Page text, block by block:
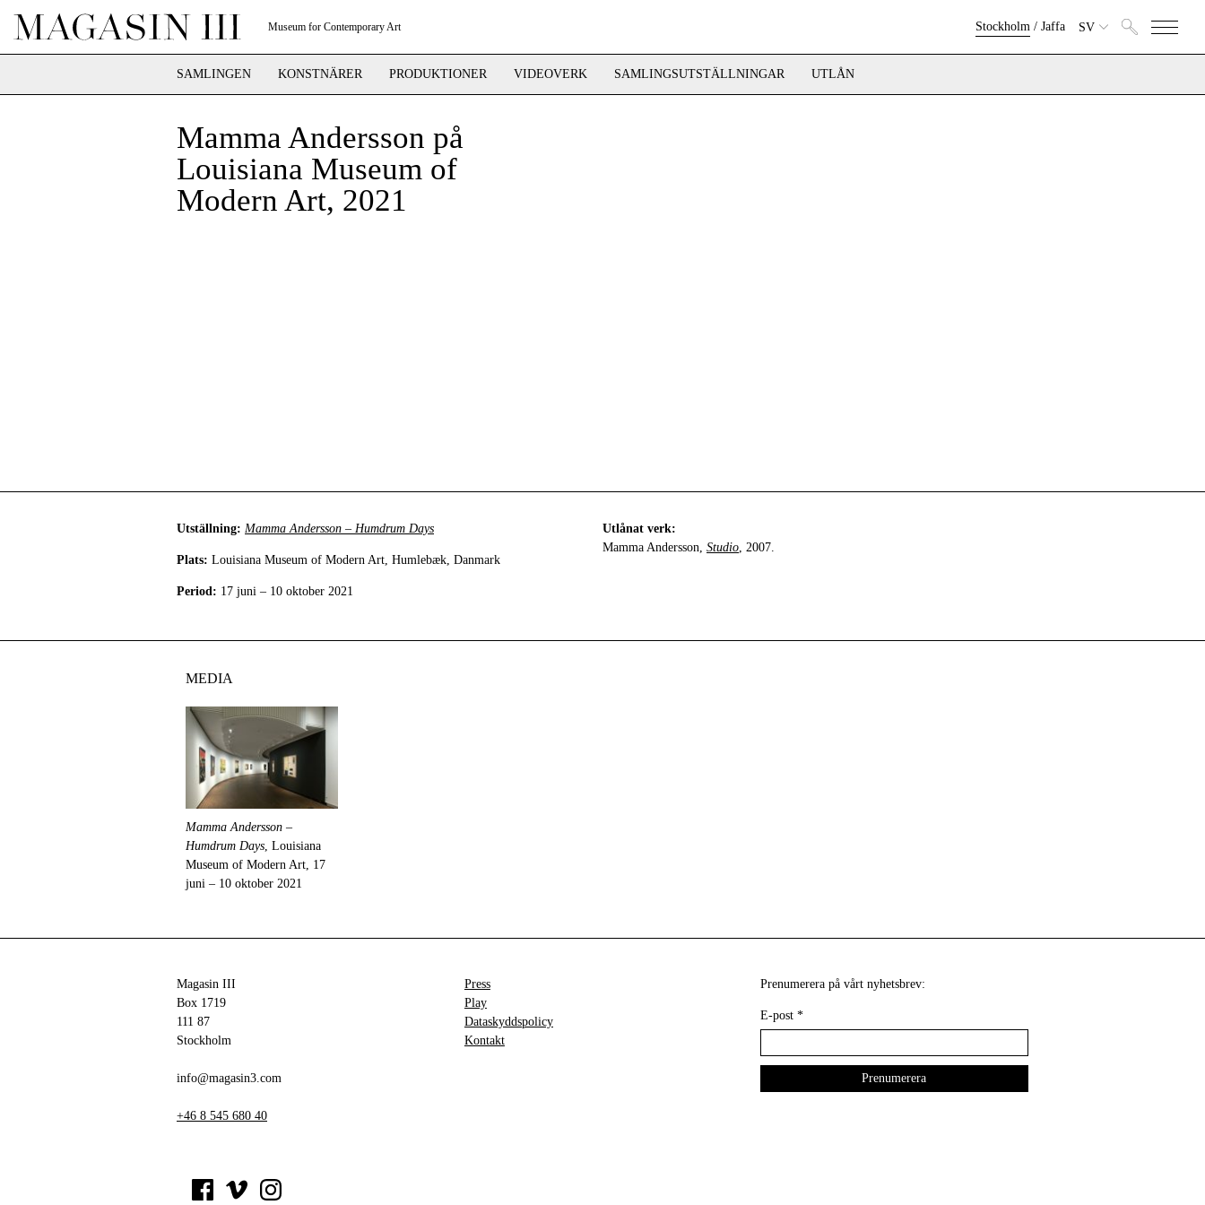
Museum for Contemporary Art Stockholm/ Jaffa SV
SAMLINGEN KONSTNÄRER PRODUKTIONER VIDEOVERK SAMLINGSUTSTÄLLNINGAR UTLÅN
Mamma Andersson på
Louisiana Museum of
Modern Art, 2021
Utställning: Mamma Andersson – Humdrum Days
Plats: Louisiana Museum of Modern Art, Humlebæk, Danmark
Period: 17 juni – 10 oktober 2021
Utlånat verk:
Mamma Andersson, Studio, 2007.
MEDIA
Mamma Andersson –
Humdrum Days , Louisiana
Museum of Modern Art, 17
juni – 10 oktober 2021
Magasin III
Box 1719
111 87
Stockholm
info@magasin3.com
+46 8 545 680 40
Press
Play
Dataskyddspolicy
Kontakt
Prenumerera på vårt nyhetsbrev:
E-post *